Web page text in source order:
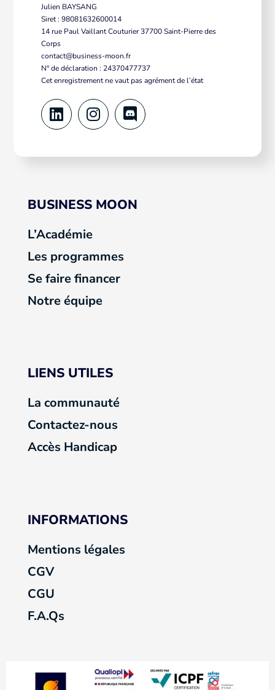
Julien BAYSANG
Siret : 98081632600014
14 rue Paul Vaillant Couturier 37700 Saint-Pierre des
Corps
contact@business-moon.fr
N° de déclaration : 24370477737
Cet enregistrement ne vaut pas agrément de l’état
BUSINESS MOON
L’Académie
Les programmes
Se faire financer
Notre équipe
LIENS UTILES
La communauté
Contactez-nous
Accès Handicap
INFORMATIONS
Mentions légales
CGV
CGU
F.A.Qs